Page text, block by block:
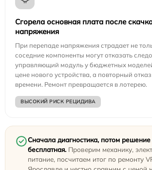
Сгорела основная плата после
напряжения
При перепаде напряжения страдает не
соседние компоненты могут отказать
управляющий модуль у бюджетных
цене нового устройства, а повторный
времени. Ремонт превращается в лотерею.
ВЫСОКИЙ РИСК РЕЦИДИВА
Сначала диагностика, потом
бесплатная. Проверим механику,
питание, посчитаем итог по ремонту